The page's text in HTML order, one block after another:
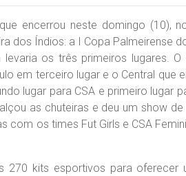
encerrou neste domingo (10),
dos Índios: a I Copa Palmeirense
os três primeiros lugares. O
em terceiro lugar e o Central que
lugar para CSA e primeiro lugar
as chuteiras e deu um show
os times Fut Girls e CSA
270 kits esportivos para oferecer